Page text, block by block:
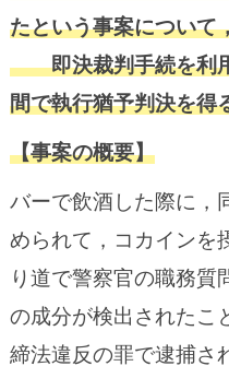
たという事案について
即決裁判手続を利用
間で執行猶予判決を得
【事案の概要】
バーで飲酒した際に，
められて，コカインを
り道で警察官の職務質
の成分が検出されたこ
締法違反の罪で逮捕さ